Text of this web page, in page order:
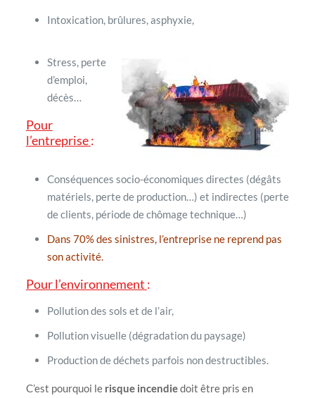
Intoxication, brûlures, asphyxie,
Stress, perte
d’emploi,
décès…
Pour
l’entreprise:
Conséquences socio-économiques directes (dégâts
matériels, perte de production…) et indirectes (perte
de clients, période de chômage technique…)
Dans 70% des sinistres, l’entreprise ne reprend pas
son activité.
Pour l’environnement :
Pollution des sols et de l’air,
Pollution visuelle (dégradation du paysage)
Production de déchets parfois non destructibles.
C’est pourquoi le risque incendiedoit être pris en